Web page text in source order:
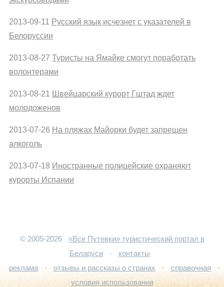
2013-09-11 Русский язык исчезнет с указателей в
Белоруссии
2013-08-27 Туристы на Ямайке смогут поработать
волонтерами
2013-08-21 Швейцарский курорт Гштад ждет
молодоженов
2013-07-26 На пляжах Майорки будет запрещен
алкоголь
2013-07-18 Иностранные полицейские охраняют
курорты Испании
© 2005-2026
«Все Путевки» туристический портал в
Беларуси
·
контакты
реклама
· отзывы и рассказы о странах · справочная
·
условия использования